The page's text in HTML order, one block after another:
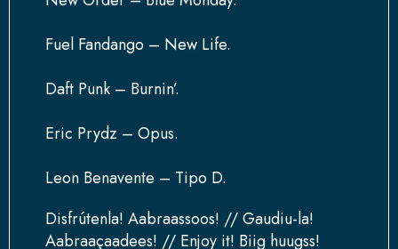
Fuel Fandango – New Life.
Daft Punk – Burnin’.
Eric Prydz – Opus.
Leon Benavente – Tipo D.
Disfrútenla! Aabraassoos! // Gaudiu-la!
Aabraaçaadees! // Enjoy it! Biig huugss!